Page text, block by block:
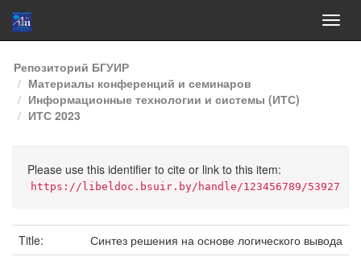
Skip
navigation
Репозиторий БГУИР
Материалы конференций и семинаров
Информационные технологии и системы (ИТС)
ИТС 2023
Please use this identifier to cite or link to this item:
https://libeldoc.bsuir.by/handle/123456789/53927
Title:
Синтез решения на основе логического вывода